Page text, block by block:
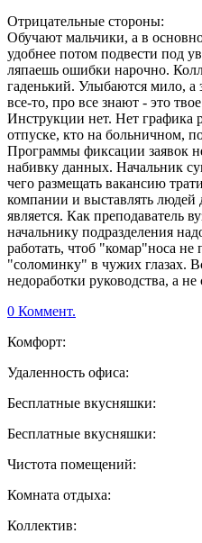
Отрицательные стороны:
Обучают мальчики, а в
удобнее потом подвести под
ляпаешь ошибки нарочно.
гаденький. Улыбаются мило,
все-то, про все знают - это
Инструкции нет. Нет графика
отпуске, кто на больничном,
Программы фиксации заявок
набивку данных. Начальник
чего размещать вакансию
компании и выставлять людей
является. Как преподаватель
начальнику подразделения
работать, чтоб "комар"носа не
"соломинку" в чужих глазах.
недоработки руководства, а не
0 Коммент.
Комфорт:
Удаленность офиса:
Бесплатные вкусняшки:
Бесплатные вкусняшки:
Чистота помещений:
Комната отдыха:
Коллектив: